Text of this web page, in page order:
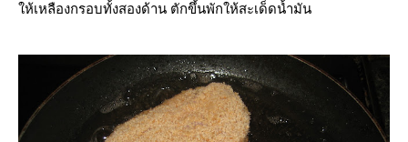
ห้เหลืองกรอบทั้งสองด้าน ตักขึ้นพักให้สะเด็ดน้ำมัน